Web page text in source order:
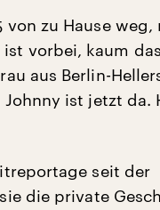
zu Hause weg,
vorbei, kaum
aus Berlin-
ist jetzt da.
seit der
die private